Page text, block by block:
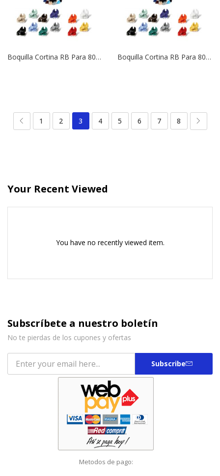
Boquilla Cortina RB Para 8005/6504 | 16 Marrón Boquilla Cortina RB Para 8005/6504 | 14 Verde Claro
1 2 3 4 5 6 7 8
Your Recent Viewed
You have no recently viewed item.
Subscríbete a nuestro boletín
No te pierdas de los cupones y ofertas
Subscribe
Metodos de pago: